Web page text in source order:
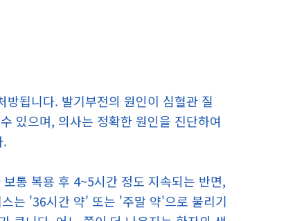
됩니다. 발기부전의 원인이 심혈관 질
있으며, 의사는 정확한 원인을 진단하여
.
통 복용 후 4~5시간 정도 지속되는 반면,
는 '36시간 약' 또는 '주말 약'으로 불리기